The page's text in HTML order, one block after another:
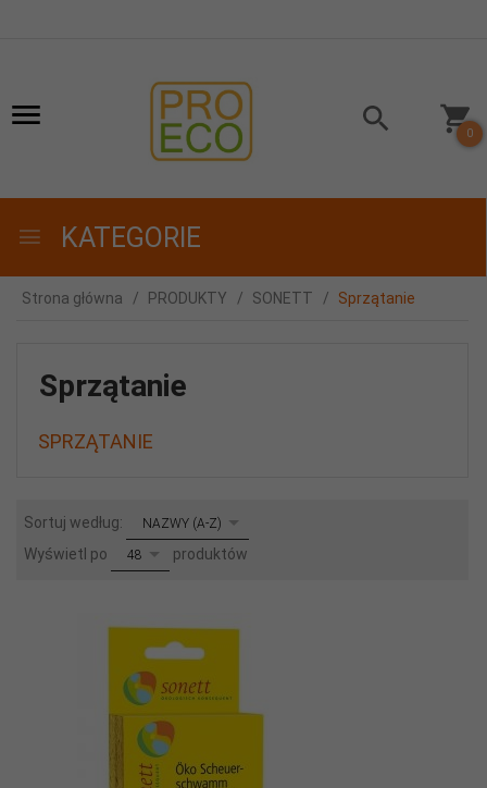
0
KATEGORIE
Strona główna PRODUKTY SONETT Sprzątanie
Sprzątanie
SPRZĄTANIE
Sortuj według: sortNAZWY (A-Z)
Wyświetl po pop48 produktów